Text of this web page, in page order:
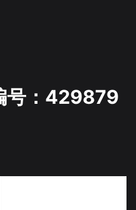
号：429879